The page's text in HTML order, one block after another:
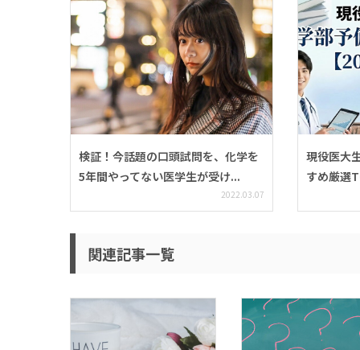
検証！今話題の口頭試問を、化学を
5年間やってない医学生が受け...
2022.03.07
現役医大
すめ厳選
関連記事一覧